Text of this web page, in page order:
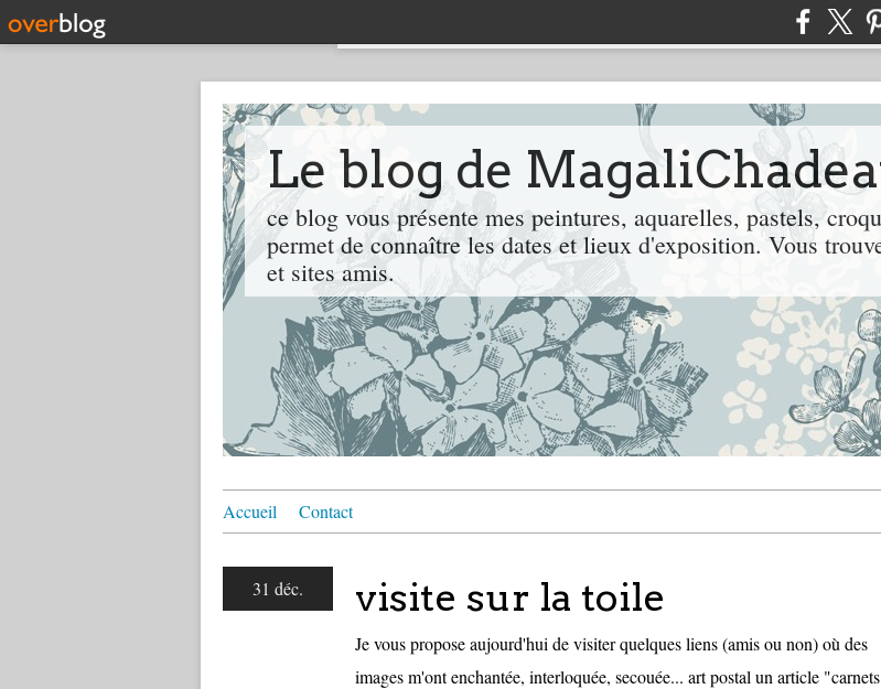
Le blog de
ce blog vous présente mes peintures, aquarelles, pastels,
permet de connaître les dates et lieux d'exposition. Vous
et sites amis.
Accueil Contact
31 déc. visite sur la toile
Je vous propose aujourd'hui de visiter quelques liens (amis ou non) où des
images m'ont enchantée, interloquée, secouée... art postal un article "carnets